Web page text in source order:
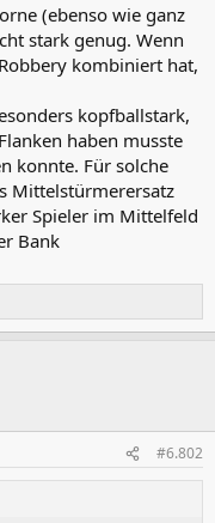
(ebenso wie ganz
stark genug. Wenn
kombiniert hat,
kopfballstark,
haben musste
konnte. Für solche
Mittelstürmerersatz
Spieler im Mittelfeld
Bank
#6.802